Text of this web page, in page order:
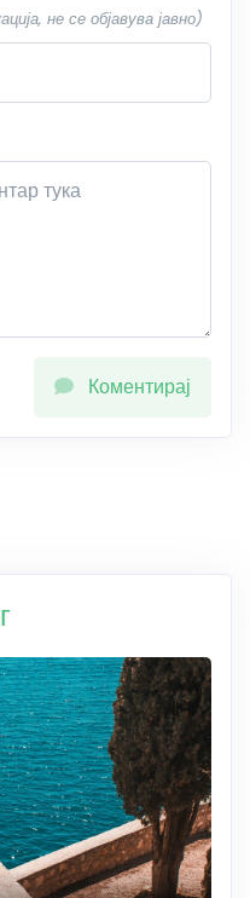
не се објавува јавно)
Коментирај